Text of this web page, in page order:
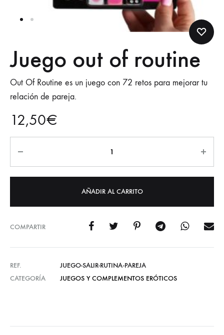
Juego out of routine
Out Of Routine es un juego con 72 retos para mejorar tu
relación de pareja.
12,50€
AÑADIR AL CARRITO
COMPARTIR
REF.
JUEGO-SALIR-RUTINA-PAREJA
CATEGORÍA
JUEGOS Y COMPLEMENTOS ERÓTICOS